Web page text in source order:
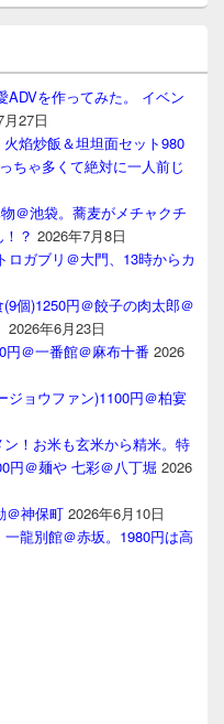
ADVを作ってみた。 イベン
27日
焰炒飯＆坦坦面セット980
ちゃ多くて絶対に一人前じ
＠池袋。蕎麦がメチャクチ
？ 2026年7月8日
ロガブリ＠大門、13時からカ
個)1250円＠餃子の肉太郎＠
2026年6月23日
円＠一番館＠麻布十番 2026
ジョウファン)1100円＠柏宴
！お米も玄米から精米。特
円＠麺や 七彩＠八丁堀 2026
＠神保町 2026年6月10日
龍別館＠赤坂。1980円は高